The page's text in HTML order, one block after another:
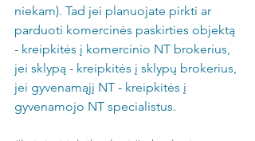
niekam). Tad jei planuojate pirkti ar
parduoti komercinės paskirties objektą
- kreipkitės į komercinio NT brokerius,
jei sklypą - kreipkitės į sklypų brokerius,
jei gyvenamąjį NT - kreipkitės į
gyvenamojo NT specialistus.